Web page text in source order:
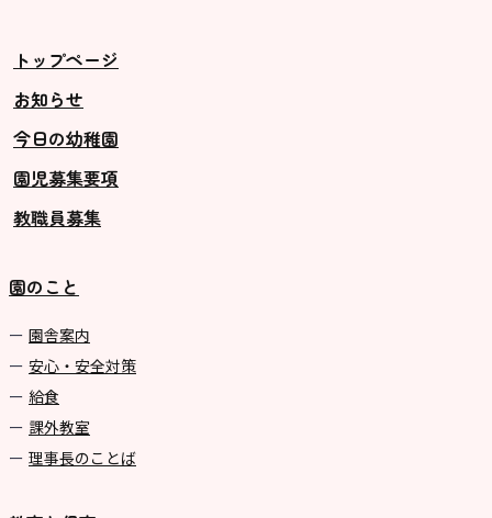
トップページ
お知らせ
今日の幼稚園
園児募集要項
教職員募集
園のこと
園舎案内
安心・安全対策
給食
課外教室
理事長のことば